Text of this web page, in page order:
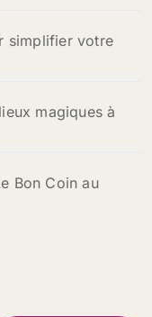
simplifier votre
magiques à
Bon Coin au